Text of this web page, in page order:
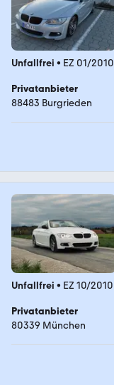
Unfallfrei • EZ 01/2010
Privatanbieter
88483 Burgrieden
Unfallfrei • EZ 10/2010
Privatanbieter
80339 München